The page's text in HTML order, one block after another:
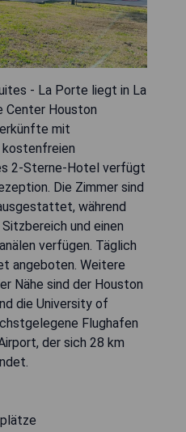
- La Porte liegt in La
Center Houston
mit
kostenfreien
2-Sterne-Hotel verfügt
Die Zimmer sind
während
und einen
verfügen. Täglich
angeboten. Weitere
Nähe sind der Houston
die University of
Flughafen
der sich 28 km